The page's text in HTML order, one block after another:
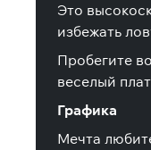
Это
избежать
Пробегите
веселый
Графика
Мечта